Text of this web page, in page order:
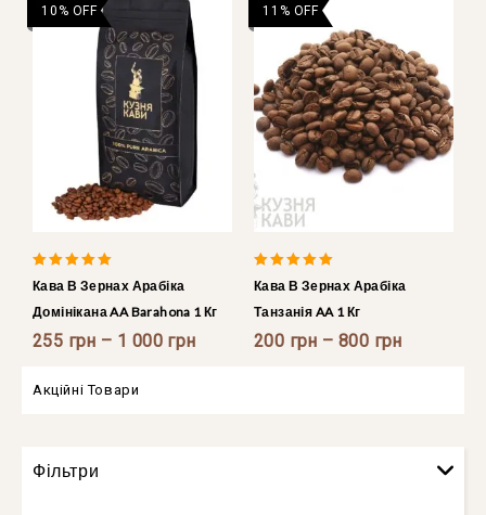
10% OFF
5.00
Кава В Зернах Арабіка
Домінікана AA Barahona 1 Кг
255 грн – 1 000 грн
11% OFF
4.86
Кава В Зернах Арабіка
Танзанія AA 1 Кг
200 грн –800 грн
Акційні Товари
Фільтри